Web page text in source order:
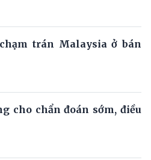
trán Malaysia ở bán
cho chẩn đoán sớm, điều